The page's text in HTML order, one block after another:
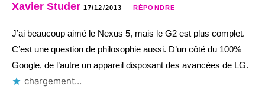
Xavier Studer 17/12/2013 RÉPONDRE
J’ai beaucoup aimé le Nexus 5, mais le G2 est plus complet.
C’est une question de philosophie aussi. D’un côté du 100%
Google, de l’autre un appareil disposant des avancées de LG.
chargement…